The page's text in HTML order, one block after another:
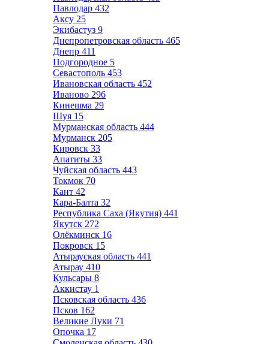
Павлодар 432
Аксу 25
Экибастуз 9
Днепропетровская область 465
Днепр 411
Подгородное 5
Севастополь 453
Ивановская область 452
Иваново 296
Кинешма 29
Шуя 15
Мурманская область 444
Мурманск 205
Кировск 33
Апатиты 33
Чуйская область 443
Токмок 70
Кант 42
Кара-Балта 32
Республика Саха (Якутия) 441
Якутск 272
Олёкминск 16
Покровск 15
Атырауская область 441
Атырау 410
Кульсары 8
Аккистау 1
Псковская область 436
Псков 162
Великие Луки 71
Опочка 17